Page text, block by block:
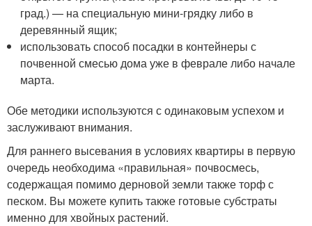
град.) — на специальную мини-грядку либо в
деревянный ящик;
использовать способ посадки в контейнеры с
почвенной смесью дома уже в феврале либо начале
марта.
Обе методики используются с одинаковым успехом и
заслуживают внимания.
Для раннего высевания в условиях квартиры в первую
очередь необходима «правильная» почвосмесь,
содержащая помимо дерновой земли также торф с
песком. Вы можете купить также готовые субстраты
именно для хвойных растений.